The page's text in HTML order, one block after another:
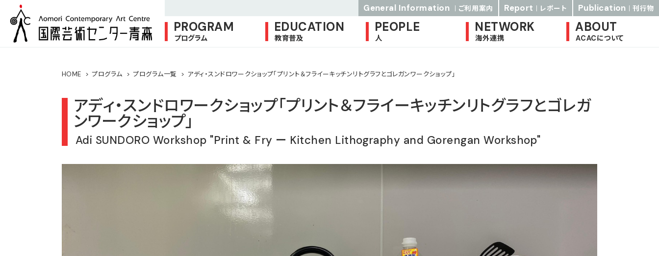
PROGRAM
プログラム
EDUCATION
教育普及
PEOPLE
人
NETWORK
海外連携
ABOUT
ACACについて
General Information ご利用案内 Report レポート Publication 刊行物
HOME プログラム プログラム一覧 アディ・スンドロワークショップ「プリント＆フライーキッチンリトグラフとゴレガンワークショップ」
アディ・スンドロワークショップ「プリント＆フライーキッチンリトグラフとゴレガ
ンワークショップ」
Adi SUNDORO Workshop "Print & Fry ー Kitchen Lithography and Gorengan Workshop"